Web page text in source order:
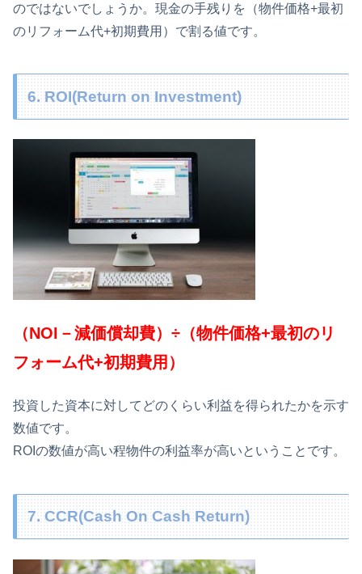
のではないでしょうか。現金の手残りを（物件価格+最初
のリフォーム代+初期費用）で割る値です。
6. ROI(Return on Investment)
（NOI－減価償却費）÷（物件価格+最初のリ
フォーム代+初期費用）
投資した資本に対してどのくらい利益を得られたかを示す
数値です。
ROIの数値が高い程物件の利益率が高いということです。
7. CCR(Cash On Cash Return)